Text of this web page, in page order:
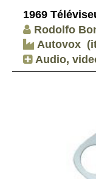
1969
Rodolfo
Autovox
Audio,